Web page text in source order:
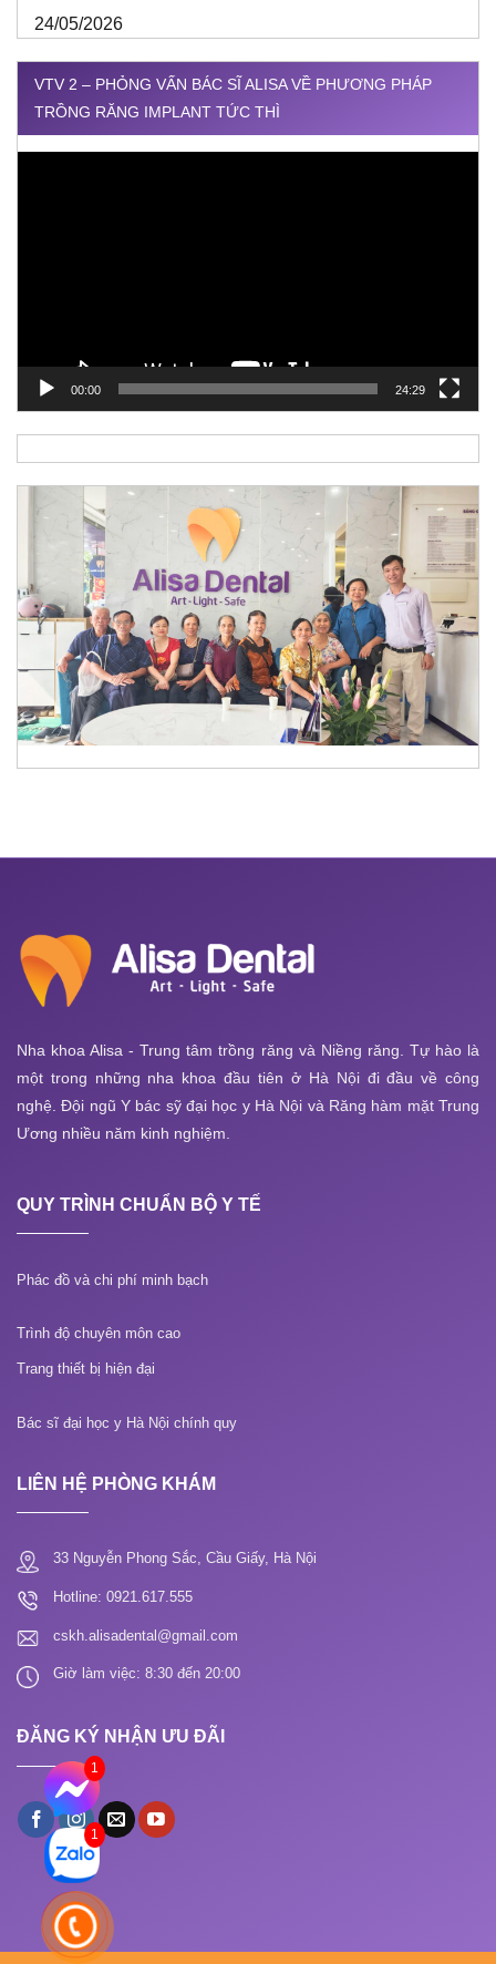
24/05/2026
VTV 2 – PHỎNG VẤN BÁC SĨ ALISA VỀ PHƯƠNG PHÁP
TRỒNG RĂNG IMPLANT TỨC THÌ
00:00 24:29
Nha khoa Alisa - Trung tâm trồng răng và Niềng răng. Tự hào là
một trong những nha khoa đầu tiên ở Hà Nội đi đầu về công
nghệ. Đội ngũ Y bác sỹ đại học y Hà Nội và Răng hàm mặt Trung
Ương nhiều năm kinh nghiệm.
QUY TRÌNH CHUẨN BỘ Y TẾ
Phác đồ và chi phí minh bạch
Trình độ chuyên môn cao
Trang thiết bị hiện đại
Bác sĩ đại học y Hà Nội chính quy
LIÊN HỆ PHÒNG KHÁM
33 Nguyễn Phong Sắc, Cầu Giấy, Hà Nội
Hotline: 0921.617.555
cskh.alisadental@gmail.com
Giờ làm việc: 8:30 đến 20:00
ĐĂNG KÝ NHẬN ƯU ĐÃI
1
1